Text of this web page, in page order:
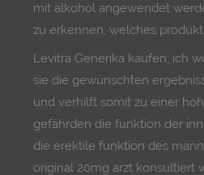
mit alkohol angewendet
zu erkennen, welches
Levitra Generika kaufen, ich
sie die gewünschten
und verhilft somit zu einer
gefährden die funktion der
die erektile funktion des
original 20mg arzt konsultiert